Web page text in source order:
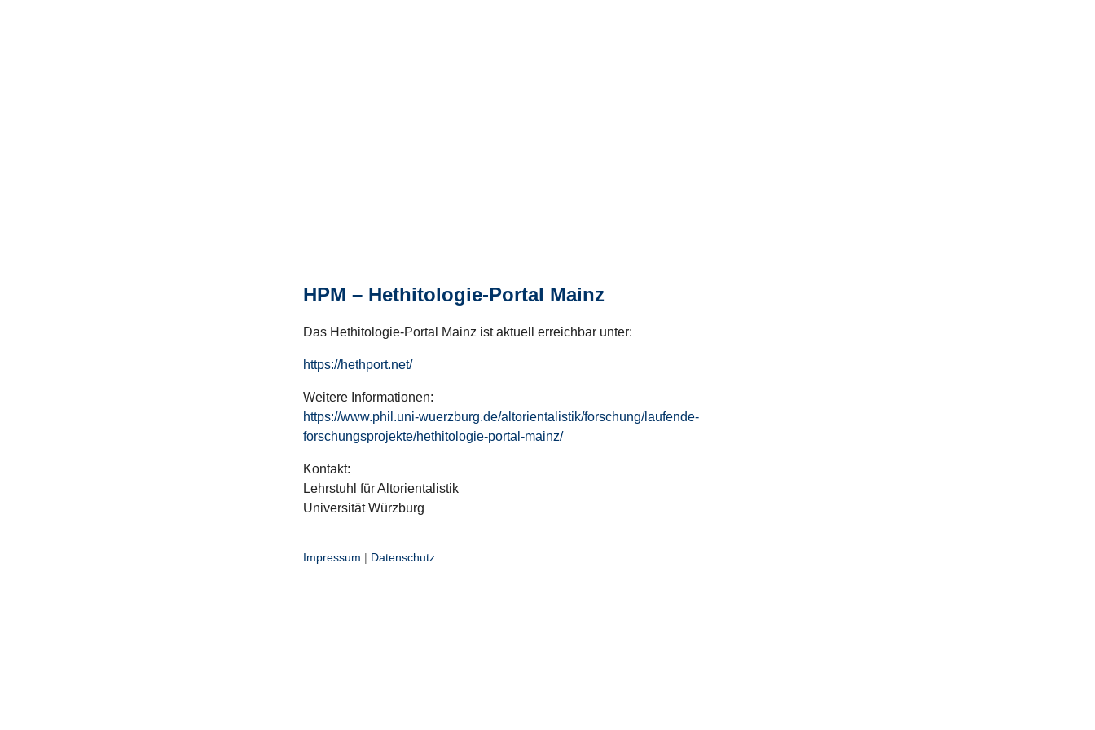
HPM – Hethitologie-Portal Mainz
Das Hethitologie-Portal Mainz ist aktuell erreichbar unter:
https://hethport.net/
Weitere Informationen:
https://www.phil.uni-wuerzburg.de/altorientalistik/forschung/laufende-
forschungsprojekte/hethitologie-portal-mainz/
Kontakt:
Lehrstuhl für Altorientalistik
Universität Würzburg
Impressum | Datenschutz